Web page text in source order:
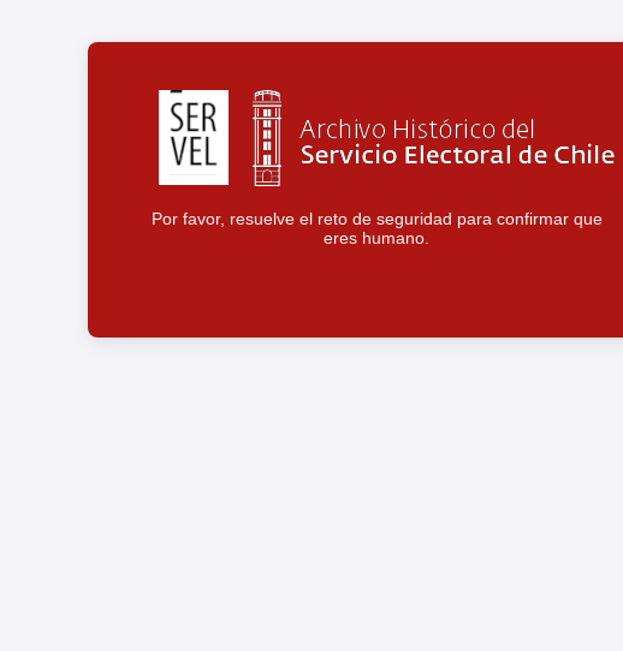
Por favor, resuelve el reto de seguridad para confirmar que
eres humano.